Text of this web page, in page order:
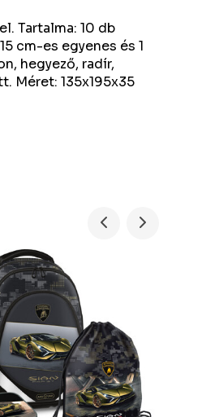
Tartalma: 10 db
cm-es egyenes és 1
hegyező, radír,
Méret: 135x195x35